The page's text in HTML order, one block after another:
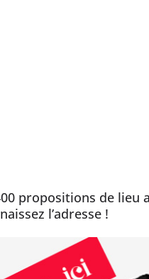
propositions de lieu
l’adresse !